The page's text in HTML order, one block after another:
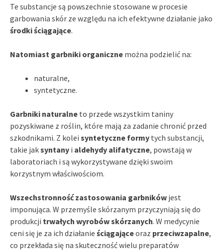
Te substancje są powszechnie stosowane w procesie
garbowania skór ze względu na ich efektywne działanie jako
środki ściągające.
Natomiast garbniki organiczne można podzielić na:
naturalne,
syntetyczne.
Garbniki naturalne to przede wszystkim taniny
pozyskiwane z roślin, które mają za zadanie chronić przed
szkodnikami. Z kolei syntetyczne formy tych substancji,
takie jaksyntany i aldehydy alifatyczne, powstają w
laboratoriach i są wykorzystywane dzięki swoim
korzystnym właściwościom.
Wszechstronność zastosowania garbników jest
imponująca. W przemyśle skórzanym przyczyniają się do
produkcji trwałych wyrobów skórzanych. W medycynie
ceni się je za ich działanie ściągająceoraz przeciwzapalne,
co przekłada się na skuteczność wielu preparatów